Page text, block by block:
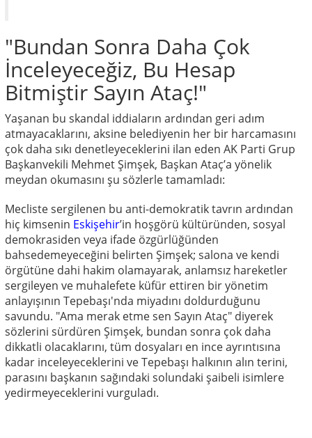
"Bundan Sonra Daha Çok
İnceleyeceğiz, Bu Hesap
Bitmiştir Sayın Ataç!"
Yaşanan bu skandal iddiaların ardından geri adım
atmayacaklarını, aksine belediyenin her bir harcamasını
çok daha sıkı denetleyeceklerini ilan eden AK Parti Grup
Başkanvekili Mehmet Şimşek, Başkan Ataç’a yönelik
meydan okumasını şu sözlerle tamamladı:
Mecliste sergilenen bu anti-demokratik tavrın ardından
hiç kimsenin Eskişehir’in hoşgörü kültüründen, sosyal
demokrasiden veya ifade özgürlüğünden
bahsedemeyeceğini belirten Şimşek; salona ve kendi
örgütüne dahi hakim olamayarak, anlamsız hareketler
sergileyen ve muhalefete küfür ettiren bir yönetim
anlayışının Tepebaşı'nda miyadını doldurduğunu
savundu. "Ama merak etme sen Sayın Ataç" diyerek
sözlerini sürdüren Şimşek, bundan sonra çok daha
dikkatli olacaklarını, tüm dosyaları en ince ayrıntısına
kadar inceleyeceklerini ve Tepebaşı halkının alın terini,
parasını başkanın sağındaki solundaki şaibeli isimlere
yedirmeyeceklerini vurguladı.